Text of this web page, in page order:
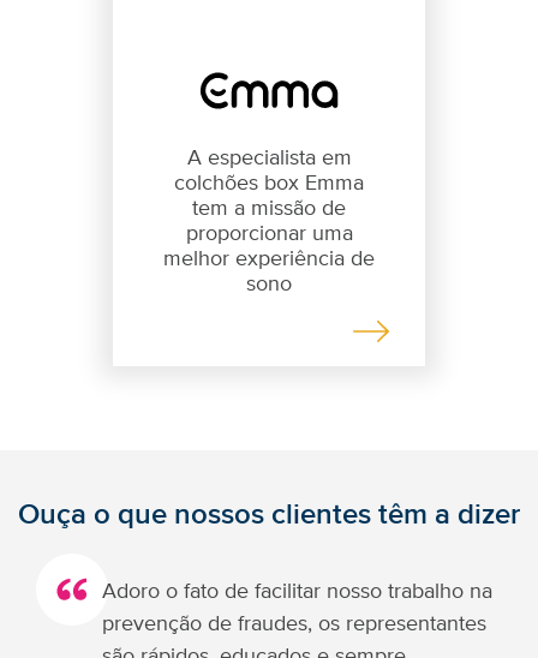
A especialista em
colchões box Emma
tem a missão de
proporcionar uma
melhor experiência de
sono
Ouça o que nossos clientes têm a dizer
Adoro o fato de facilitar nosso trabalho na
prevenção de fraudes, os representantes